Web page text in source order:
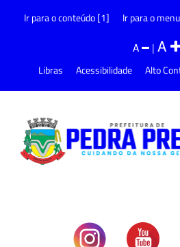
Ir para o conteúdo [1] Ir para o
A |A
Libras Acessibilidade Alto